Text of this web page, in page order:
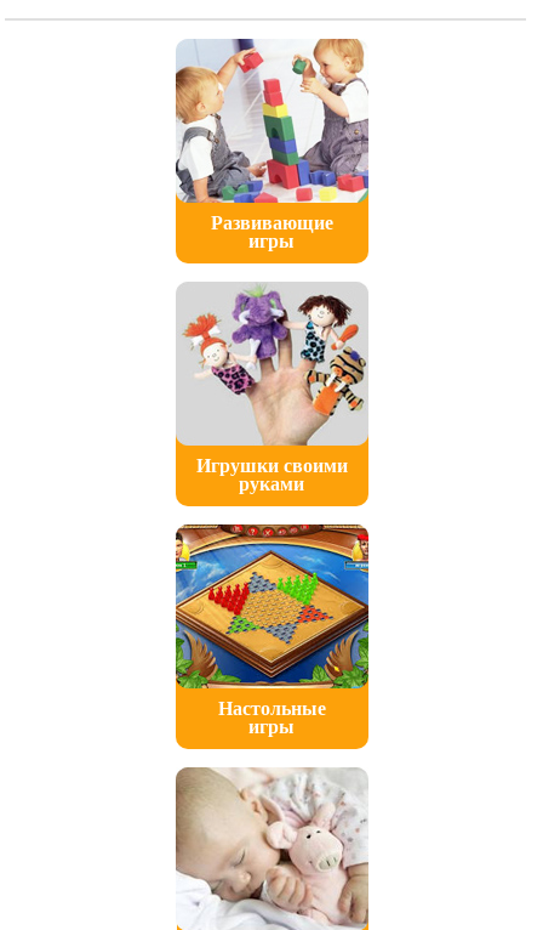
Развивающие
игры
Игрушки своими
руками
Настольные
игры